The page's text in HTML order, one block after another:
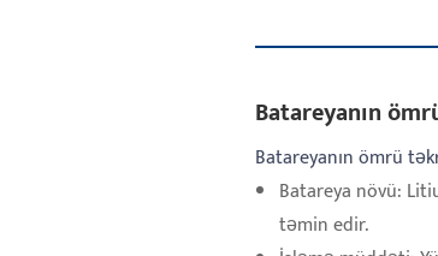
Batareyanın
Batareyanın ömrü
Batareya növü:
təmin edir.